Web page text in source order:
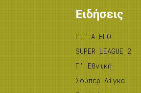
Ειδήσεις
Γ.Γ.Α-ΕΠΟ
SUPER LEAGUE 2
Γ’ Εθνική
Σούπερ Λίγκα